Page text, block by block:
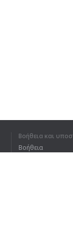
Βοήθεια και
Βοήθεια